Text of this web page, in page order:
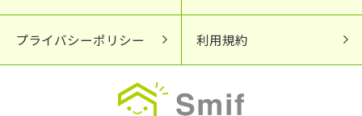
プライバシーポリシー 利用規約